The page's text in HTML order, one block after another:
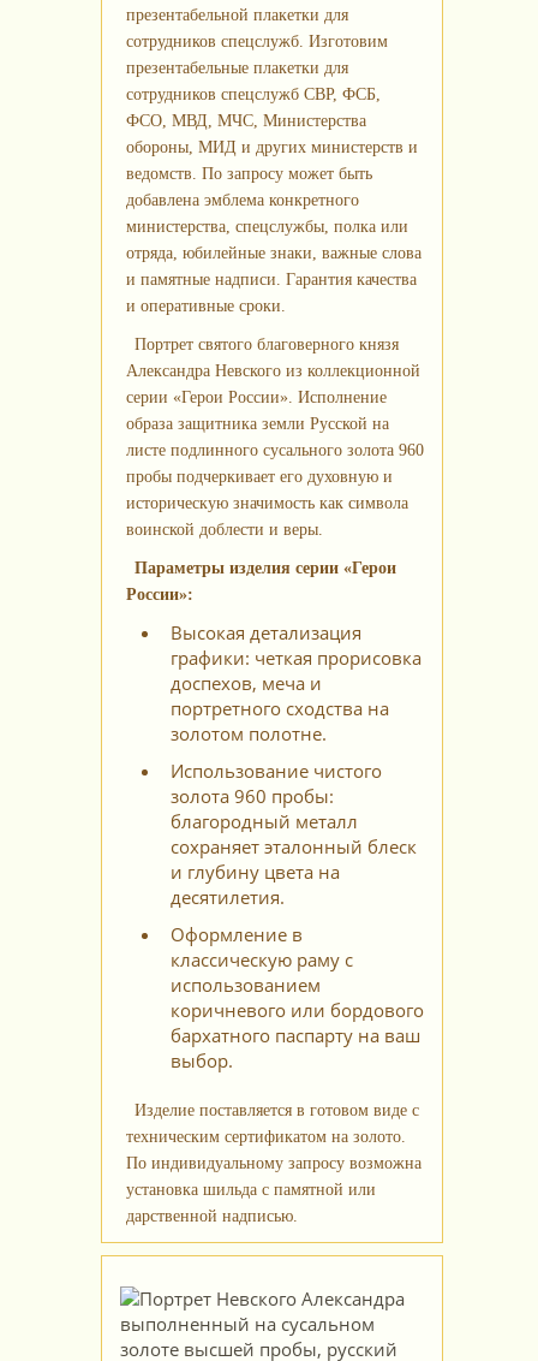
презентабельной плакетки для
сотрудников спецслужб. Изготовим
презентабельные плакетки для
сотрудников спецслужб СВР, ФСБ,
ФСО, МВД, МЧС, Министерства
обороны, МИД и других министерств и
ведомств. По запросу может быть
добавлена эмблема конкретного
министерства, спецслужбы, полка или
отряда, юбилейные знаки, важные слова
и памятные надписи. Гарантия качества
и оперативные сроки.
Портрет святого благоверного князя
Александра Невского из коллекционной
серии «Герои России». Исполнение
образа защитника земли Русской на
листе подлинного сусального золота 960
пробы подчеркивает его духовную и
историческую значимость как символа
воинской доблести и веры.
Параметры изделия серии «Герои
России»:
Высокая детализация
графики: четкая прорисовка
доспехов, меча и
портретного сходства на
золотом полотне.
Использование чистого
золота 960 пробы:
благородный металл
сохраняет эталонный блеск
и глубину цвета на
десятилетия.
Оформление в
классическую раму с
использованием
коричневого или бордового
бархатного паспарту на ваш
выбор.
Изделие поставляется в готовом виде с
техническим сертификатом на золото.
По индивидуальному запросу возможна
установка шильда с памятной или
дарственной надписью.